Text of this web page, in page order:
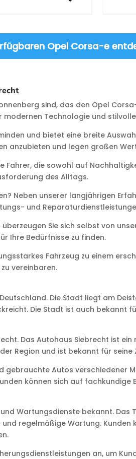
Opel Corsa-e
sind, das den Opel
Technologie und
und bietet eine breite
anzubieten und legen großen
die sowohl auf
des Alltags.
Neben unserer langjährigen
und
Sie sich selbst von
Ihre Bedürfnisse zu finden.
Fahrzeug zu einem
vereinbaren.
Die Stadt liegt am
Die Stadt ist auch bekannt
Das Autohaus Siebrecht ist
Region und ist bekannt für
Autos verschiedener
können sich auf
Wartungsdienste bekannt. Das
regelmäßige Wartung.
an, um